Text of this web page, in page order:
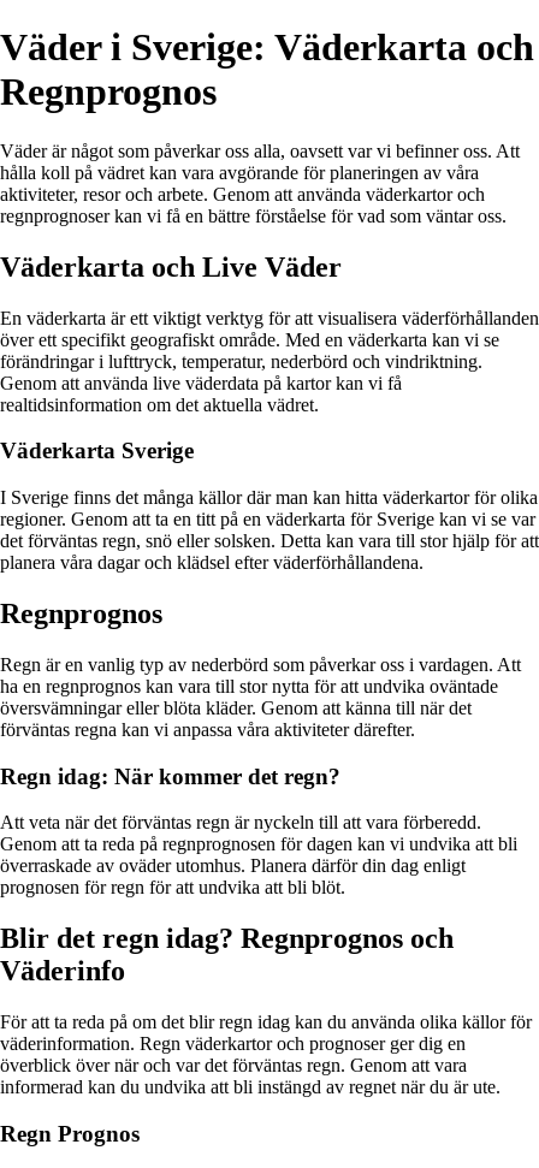
Väder i Sverige: Väderkarta och
Regnprognos
Väder är något som påverkar oss alla, oavsett var vi befinner oss. Att
hålla koll på vädret kan vara avgörande för planeringen av våra
aktiviteter, resor och arbete. Genom att använda väderkartor och
regnprognoser kan vi få en bättre förståelse för vad som väntar oss.
Väderkarta och Live Väder
En väderkarta är ett viktigt verktyg för att visualisera väderförhållanden
över ett specifikt geografiskt område. Med en väderkarta kan vi se
förändringar i lufttryck, temperatur, nederbörd och vindriktning.
Genom att använda live väderdata på kartor kan vi få
realtidsinformation om det aktuella vädret.
Väderkarta Sverige
I Sverige finns det många källor där man kan hitta väderkartor för olika
regioner. Genom att ta en titt på en väderkarta för Sverige kan vi se var
det förväntas regn, snö eller solsken. Detta kan vara till stor hjälp för att
planera våra dagar och klädsel efter väderförhållandena.
Regnprognos
Regn är en vanlig typ av nederbörd som påverkar oss i vardagen. Att
ha en regnprognos kan vara till stor nytta för att undvika oväntade
översvämningar eller blöta kläder. Genom att känna till när det
förväntas regna kan vi anpassa våra aktiviteter därefter.
Regn idag: När kommer det regn?
Att veta när det förväntas regn är nyckeln till att vara förberedd.
Genom att ta reda på regnprognosen för dagen kan vi undvika att bli
överraskade av oväder utomhus. Planera därför din dag enligt
prognosen för regn för att undvika att bli blöt.
Blir det regn idag? Regnprognos och
Väderinfo
För att ta reda på om det blir regn idag kan du använda olika källor för
väderinformation. Regn väderkartor och prognoser ger dig en
överblick över när och var det förväntas regn. Genom att vara
informerad kan du undvika att bli instängd av regnet när du är ute.
Regn Prognos